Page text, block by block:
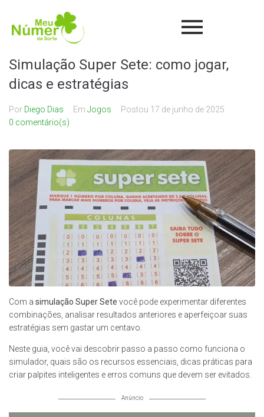
Simulação Super Sete: como jogar,
dicas e estratégias
Por Diego Dias Em Jogos Postou 17 de junho de 2025
0 comentário(s)
Com a simulação Super Sete você pode experimentar diferentes
combinações, analisar resultados anteriores e aperfeiçoar suas
estratégias sem gastar um centavo.
Neste guia, você vai descobrir passo a passo como funciona o
simulador, quais são os recursos essenciais, dicas práticas para
criar palpites inteligentes e erros comuns que devem ser evitados.
Anúncio